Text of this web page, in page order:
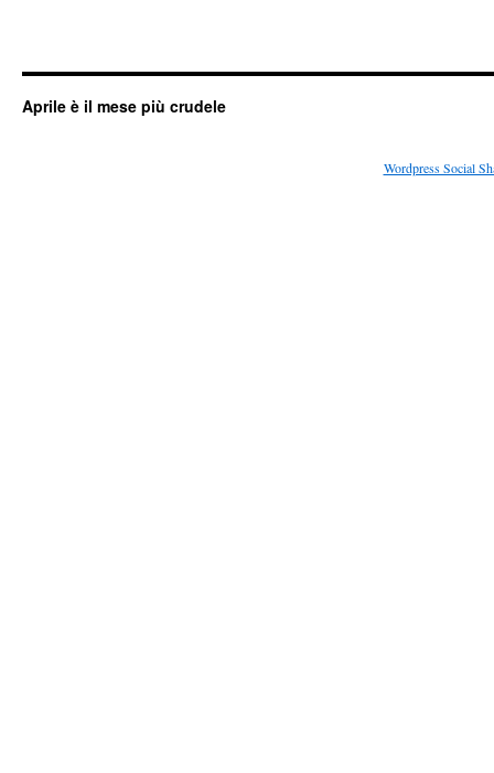
Aprile è il mese più crudele
Wordpress Social